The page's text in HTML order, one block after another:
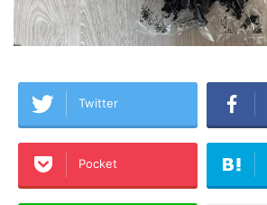
Twitter
Pocket